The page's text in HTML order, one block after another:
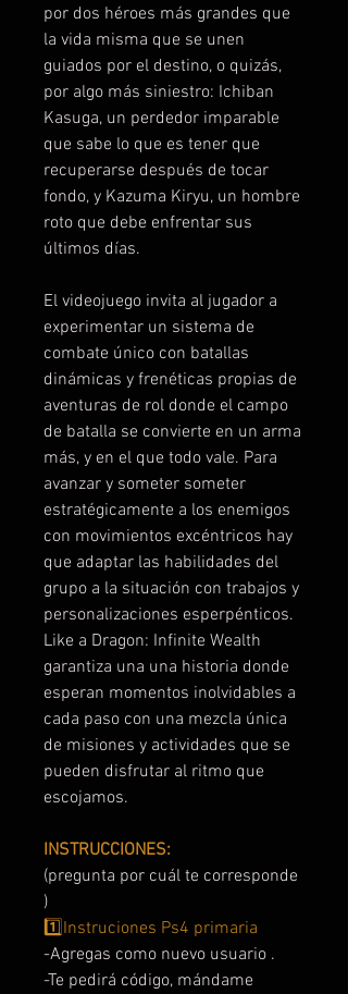
por dos héroes más grandes que
la vida misma que se unen
guiados por el destino, o quizás,
por algo más siniestro: Ichiban
Kasuga, un perdedor imparable
que sabe lo que es tener que
recuperarse después de tocar
fondo, y Kazuma Kiryu, un hombre
roto que debe enfrentar sus
últimos días.
El videojuego invita al jugador a
experimentar un sistema de
combate único con batallas
dinámicas y frenéticas propias de
aventuras de rol donde el campo
de batalla se convierte en un arma
más, y en el que todo vale. Para
avanzar y someter someter
estratégicamente a los enemigos
con movimientos excéntricos hay
que adaptar las habilidades del
grupo a la situación con trabajos y
personalizaciones esperpénticos.
Like a Dragon: Infinite Wealth
garantiza una una historia donde
esperan momentos inolvidables a
cada paso con una mezcla única
de misiones y actividades que se
pueden disfrutar al ritmo que
escojamos.
INSTRUCCIONES:
(pregunta por cuál te corresponde
)
1️⃣Instruciones Ps4 primaria
-Agregas como nuevo usuario .
-Te pedirá código, mándame